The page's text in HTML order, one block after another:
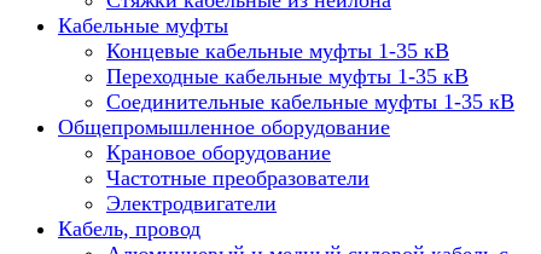
Кабельные муфты
Концевые кабельные муфты 1-35 кВ
Переходные кабельные муфты 1-35 кВ
Соединительные кабельные муфты 1-35 кВ
Общепромышленное оборудование
Крановое оборудование
Частотные преобразователи
Электродвигатели
Кабель, провод